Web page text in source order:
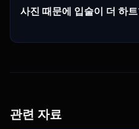
사진 때문에 입술이 더 하
관련 자료